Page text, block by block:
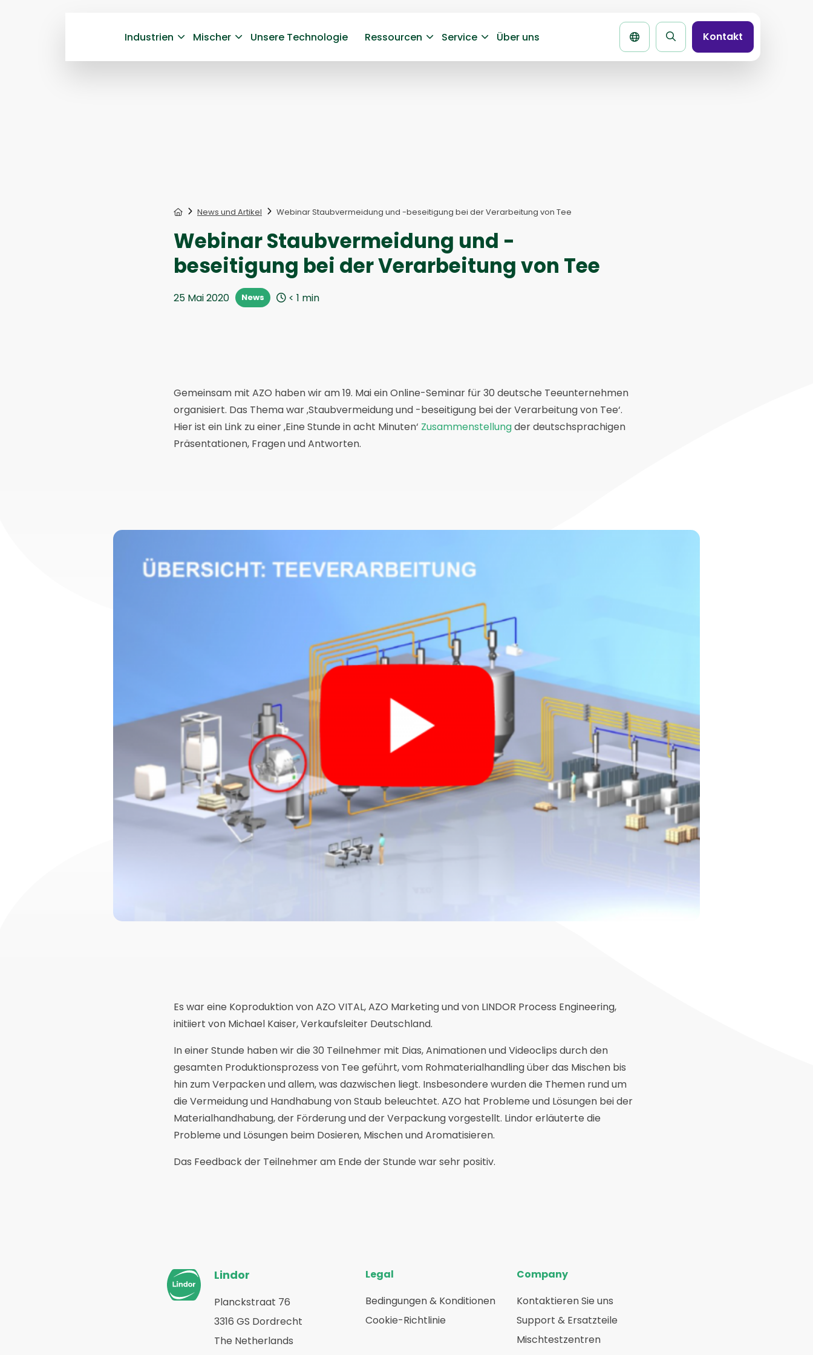
Industrien Mischer Unsere Technologie Ressourcen Service Über uns
Seite
durchsuchen
Kontakt
HomeNews und Artikel Webinar Staubvermeidung und -beseitigung bei der Verarbeitung von Tee
Webinar Staubvermeidung und -
beseitigung bei der Verarbeitung von Tee
25 Mai 2020 News < 1 min
Gemeinsam mit AZO haben wir am 19. Mai ein Online-Seminar für 30 deutsche Teeunternehmen
organisiert. Das Thema war ‚Staubvermeidung und -beseitigung bei der Verarbeitung von Tee‘.
Hier ist ein Link zu einer ‚Eine Stunde in acht Minuten‘ Zusammenstellungder deutschsprachigen
Präsentationen, Fragen und Antworten.
Es war eine Koproduktion von AZO VITAL, AZO Marketing und von LINDOR Process Engineering,
initiiert von Michael Kaiser, Verkaufsleiter Deutschland.
In einer Stunde haben wir die 30 Teilnehmer mit Dias, Animationen und Videoclips durch den
gesamten Produktionsprozess von Tee geführt, vom Rohmaterialhandling über das Mischen bis
hin zum Verpacken und allem, was dazwischen liegt. Insbesondere wurden die Themen rund um
die Vermeidung und Handhabung von Staub beleuchtet. AZO hat Probleme und Lösungen bei der
Materialhandhabung, der Förderung und der Verpackung vorgestellt. Lindor erläuterte die
Probleme und Lösungen beim Dosieren, Mischen und Aromatisieren.
Das Feedback der Teilnehmer am Ende der Stunde war sehr positiv.
Zurück
zur
Startseite
Lindor
Planckstraat 76
3316 GS Dordrecht
The Netherlands
Legal
Bedingungen & Konditionen
Cookie-Richtlinie
Company
Kontaktieren Sie uns
Support & Ersatzteile
Mischtestzentren